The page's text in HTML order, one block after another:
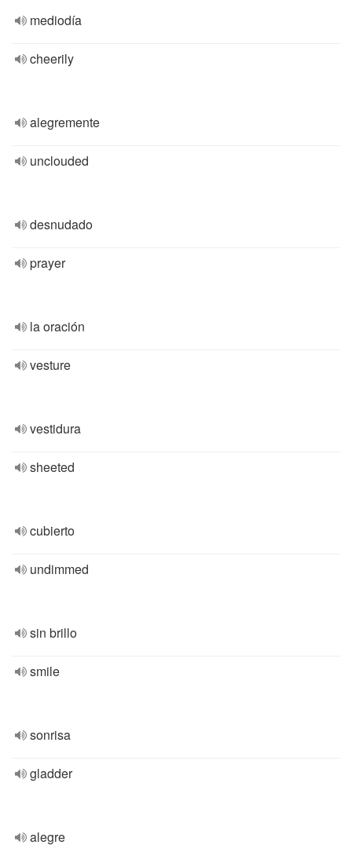
mediodía
cheerily
alegremente
unclouded
desnudado
prayer
la oración
vesture
vestidura
sheeted
cubierto
undimmed
sin brillo
smile
sonrisa
gladder
alegre